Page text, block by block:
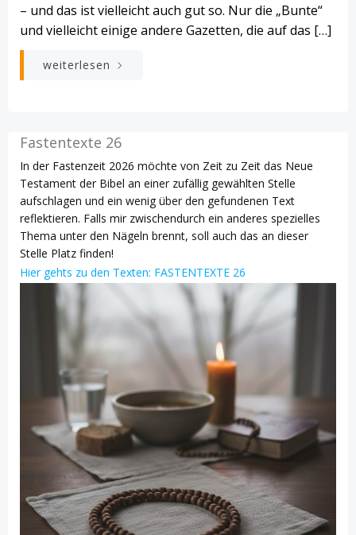
– und das ist vielleicht auch gut so. Nur die „Bunte“
und vielleicht einige andere Gazetten, die auf das […]
weiterlesen
Fastentexte 26
In der Fastenzeit 2026 möchte von Zeit zu Zeit das Neue
Testament der Bibel an einer zufällig gewählten Stelle
aufschlagen und ein wenig über den gefundenen Text
reflektieren. Falls mir zwischendurch ein anderes spezielles
Thema unter den Nägeln brennt, soll auch das an dieser
Stelle Platz finden!
Hier gehts zu den Texten: FASTENTEXTE 26